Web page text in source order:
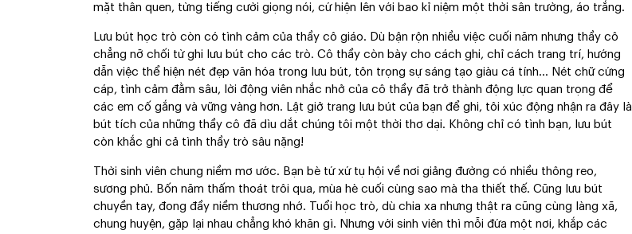
mặt thân quen, từng tiếng cười giọng nói, cứ hiện lên với bao kỉ niệm một thời sân trường, áo trắng.
Lưu bút học trò còn có tình cảm của thầy cô giáo. Dù bận rộn nhiều việc cuối năm nhưng thầy cô
chẳng nỡ chối từ ghi lưu bút cho các trò. Cô thầy còn bày cho cách ghi, chỉ cách trang trí, hướng
dẫn việc thể hiện nét đẹp văn hóa trong lưu bút, tôn trọng sự sáng tạo giàu cá tính… Nét chữ cứng
cáp, tình cảm đằm sâu, lời động viên nhắc nhở của cô thầy đã trở thành động lực quan trọng để
các em cố gắng và vững vàng hơn. Lật giở trang lưu bút của bạn để ghi, tôi xúc động nhận ra đây là
bút tích của những thầy cô đã dìu dắt chúng tôi một thời thơ dại. Không chỉ có tình bạn, lưu bút
còn khắc ghi cả tình thầy trò sâu nặng!
Thời sinh viên chung niềm mơ ước. Bạn bè tứ xứ tụ hội về nơi giảng đường có nhiều thông reo,
sương phủ. Bốn năm thấm thoát trôi qua, mùa hè cuối cùng sao mà tha thiết thế. Cũng lưu bút
chuyền tay, đong đầy niềm thương nhớ. Tuổi học trò, dù chia xa nhưng thật ra cũng cùng làng xã,
chung huyện, gặp lại nhau chẳng khó khăn gì. Nhưng với sinh viên thì mỗi đứa một nơi, khắp các